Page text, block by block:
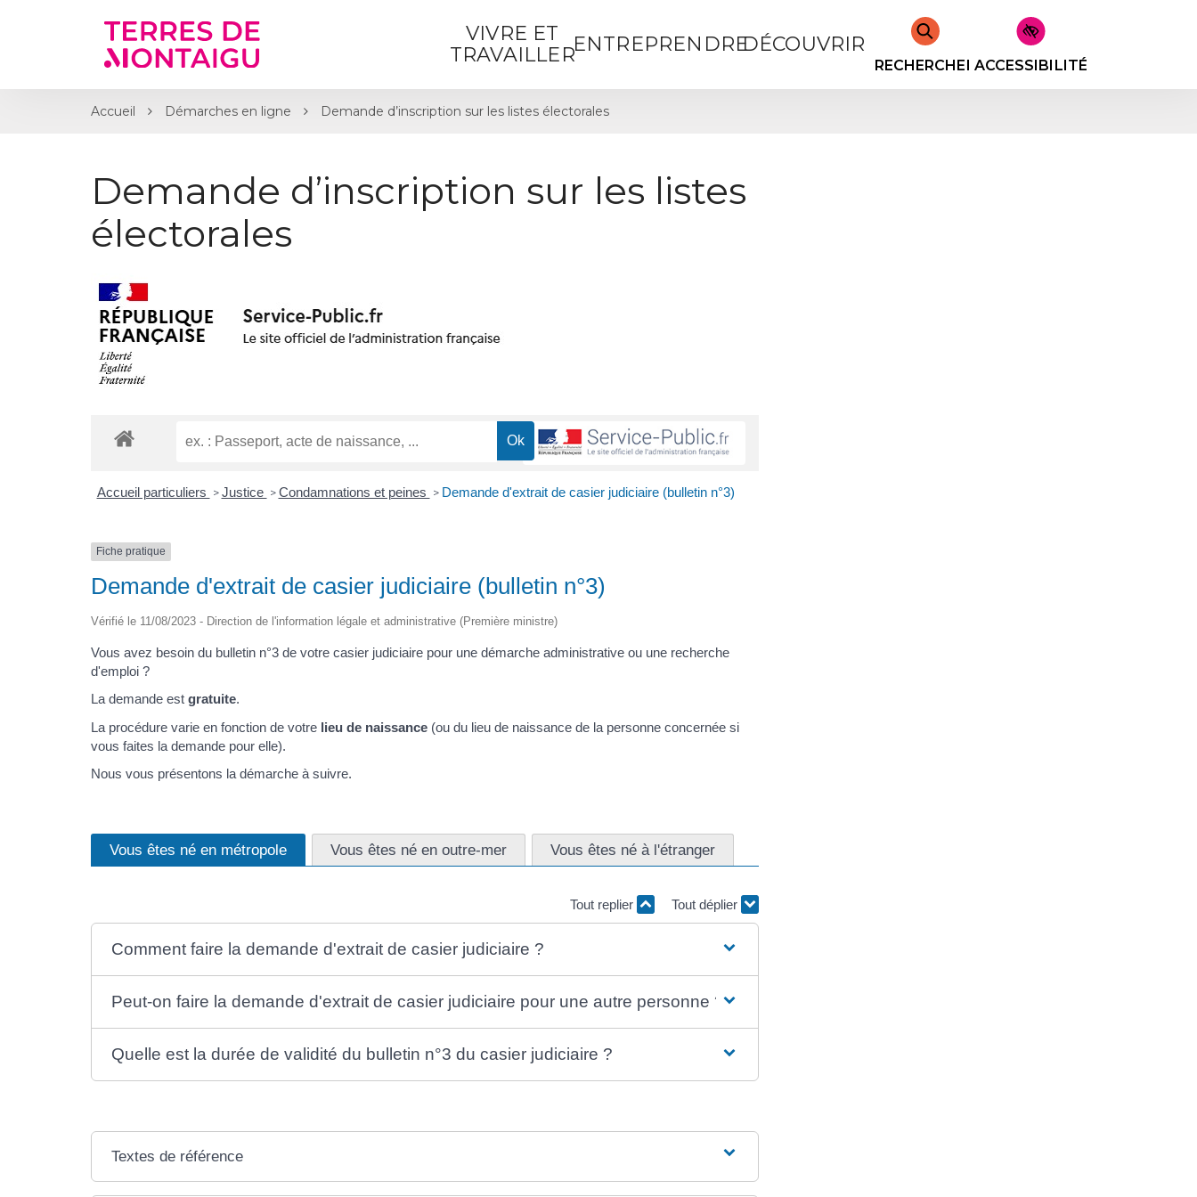
VIVRE ET
TRAVAILLERENTREPRENDREDÉCOUVRIR
RECHERCHERACCESSIBILITÉ
Accueil Démarches en ligne Demande d’inscription sur les listes électorales
Demande d’inscription sur les listes
électorales
Accueil particuliers > Justice > Condamnations et peines > Demande d'extrait de casier judiciaire (bulletin n°3)
Fiche pratique
Demande d'extrait de casier judiciaire (bulletin n°3)
Vérifié le 11/08/2023 - Direction de l'information légale et administrative (Première ministre)
Vous avez besoin du bulletin n°3 de votre casier judiciaire pour une démarche administrative ou une recherche
d'emploi ?
La demande est gratuite.
La procédure varie en fonction de votre lieu de naissance (ou du lieu de naissance de la personne concernée si
vous faites la demande pour elle).
Nous vous présentons la démarche à suivre.
Vous êtes né en métropole Vous êtes né en outre-mer Vous êtes né à l'étranger
Tout replier Tout déplier
Comment faire la demande d'extrait de casier judiciaire ?
Peut-on faire la demande d'extrait de casier judiciaire pour une autre personne ?
Quelle est la durée de validité du bulletin n°3 du casier judiciaire ?
Textes de référence